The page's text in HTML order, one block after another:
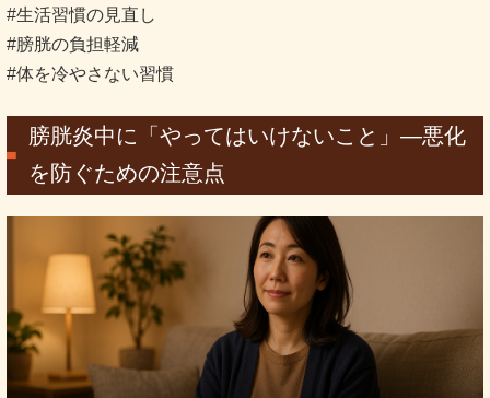
#生活習慣の見直し
#膀胱の負担軽減
#体を冷やさない習慣
膀胱炎中に「やってはいけないこと」―悪化
を防ぐための注意点